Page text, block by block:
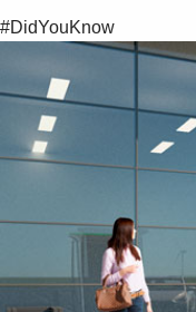
#DidYouKnow